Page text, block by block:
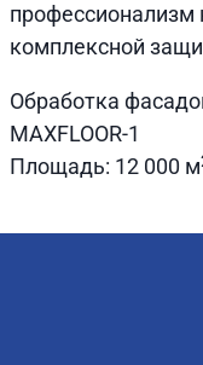
профессионализм
комплексной
Обработка
MAXFLOOR-1
Площадь: 12 000 м